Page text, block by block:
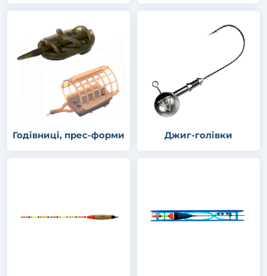
Годівниці, прес-форми Джиг-голівки